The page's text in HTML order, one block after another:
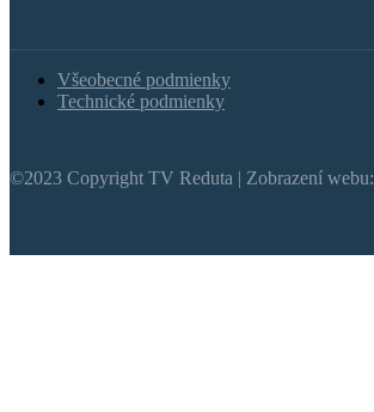
Všeobecné podmienky
Technické podmienky
©2023 Copyright TV Reduta | Zobrazení webu: